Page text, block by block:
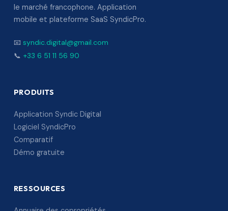
le marché francophone. Application
mobile et plateforme SaaS SyndicPro.
📧 syndic.digital@gmail.com
📞 +33 6 51 11 56 90
PRODUITS
Application Syndic Digital
Logiciel SyndicPro
Comparatif
Démo gratuite
RESSOURCES